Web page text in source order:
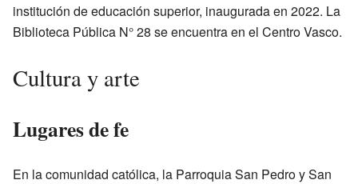
institución de educación superior, inaugurada en 2022. La
Biblioteca Pública N° 28 se encuentra en el Centro Vasco.
Cultura y arte
Lugares de fe
En la comunidad católica, la Parroquia San Pedro y San